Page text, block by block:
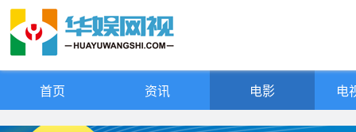
首页 资讯 电影 电